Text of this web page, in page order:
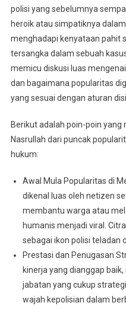
polisi yang sebelumnya
heroik atau simpatiknya
menghadapi kenyataan pahit
tersangka dalam sebuah
memicu diskusi luas
dan bagaimana popularitas
yang sesuai dengan aturan
Berikut adalah poin-poin
Nasrullah dari puncak
hukum:
Awal Mula Popularitas di
dikenal luas oleh netizen
membantu warga atau
humanis menjadi viral.
sebagai ikon polisi teladan
Prestasi dan Penugasan
kinerja yang dianggap
jabatan yang cukup
wajah kepolisian dalam